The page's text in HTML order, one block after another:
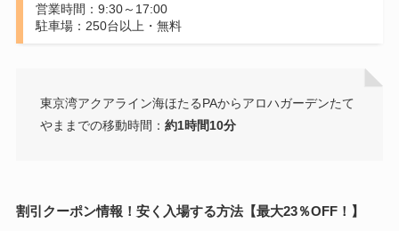
営業時間：9:30～17:00
駐車場：250台以上・無料
東京湾アクアライン海ほたるPAからアロハガーデンたて
やままでの移動時間： 約1時間10分
割引クーポン情報！安く入場する方法【最大23％OFF！】